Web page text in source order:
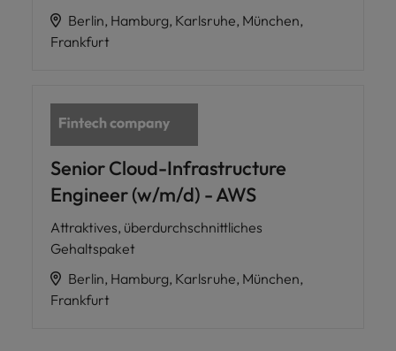
Berlin, Hamburg, Karlsruhe, München,
Frankfurt
Senior Cloud-Infrastructure
Engineer (w/m/d) - AWS
Attraktives, überdurchschnittliches
Gehaltspaket
Berlin, Hamburg, Karlsruhe, München,
Frankfurt